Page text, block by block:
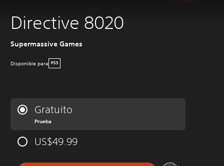
Directive 8020
Supermassive Games
Disponible para PS5
Gratuito
Prueba
US$49.99